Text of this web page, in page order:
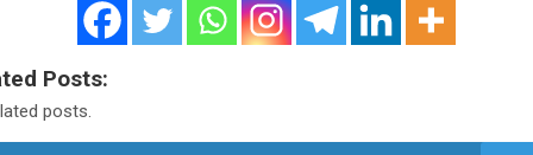
Posts:
posts.